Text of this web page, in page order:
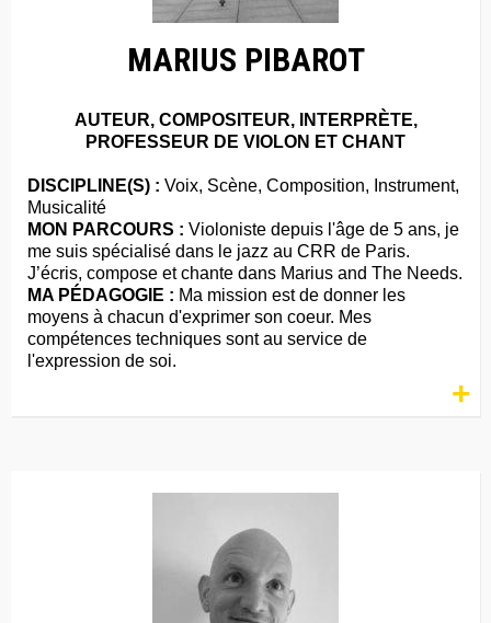
MARIUS PIBAROT
AUTEUR, COMPOSITEUR, INTERPRÈTE,
PROFESSEUR DE VIOLON ET CHANT
DISCIPLINE(S) : Voix, Scène, Composition, Instrument,
Musicalité
MON PARCOURS : Violoniste depuis l'âge de 5 ans, je
me suis spécialisé dans le jazz au CRR de Paris.
J’écris, compose et chante dans Marius and The Needs.
MA PÉDAGOGIE : Ma mission est de donner les
moyens à chacun d'exprimer son coeur. Mes
compétences techniques sont au service de
l'expression de soi.
+